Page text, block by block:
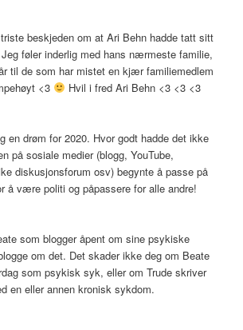
beskjeden om at Ari Behn hadde tatt sitt
Jeg føler inderlig med hans nærmeste familie,
til de som har mistet en kjær familiemedlem
<3
Hvil i fred Ari Behn <3 <3 <3
en drøm for 2020. Hvor godt hadde det ikke
på sosiale medier (blogg, YouTube,
diskusjonsforum osv) begynte å passe på
å være politi og påpassere for alle andre!
som blogger åpent om sine psykiske
om det. Det skader ikke deg om Beate
som psykisk syk, eller om Trude skriver
en eller annen kronisk sykdom.